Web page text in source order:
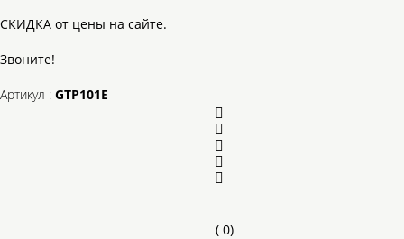
СКИДКА от цены на сайте.
Звоните!
Артикул : GTP101E
( 0)